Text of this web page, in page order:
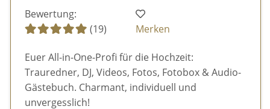
Bewertung:
(19)
Merken
Euer All-in-One-Profi für die Hochzeit:
Trauredner, DJ, Videos, Fotos, Fotobox & Audio-
Gästebuch. Charmant, individuell und
unvergesslich!